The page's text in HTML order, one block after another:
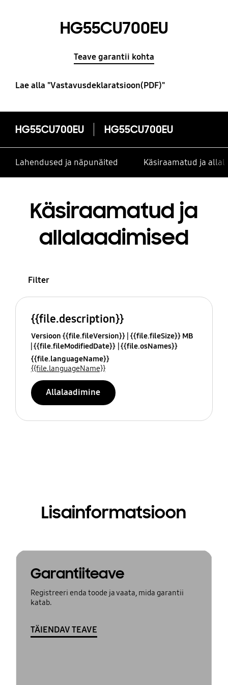
HG55CU700EU
Teave garantii kohta
Lae alla "Vastavusdeklaratsioon(PDF)"
HG55CU700EU HG55CU700EU
Lahendused ja näpunäited Käsiraamatud ja
Käsiraamatud ja
allalaadimised
Filter
{{file.description}}
Versioon {{file.fileVersion}} {{file.fileSize}} MB
{{file.fileModifiedDate}} {{file.osNames}}
{{file.languageName}}
{{file.languageName}}
Allalaadimine
Lisainformatsioon
Garantiiteave
Registreeri enda toode ja vaata, mida garantii
katab.
TÄIENDAV TEAVE